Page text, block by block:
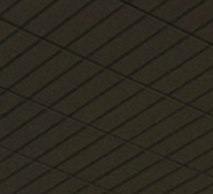
klientët tanë
Internet pa tel falas